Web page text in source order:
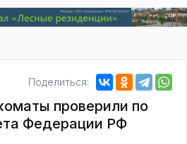
Поделиться:
проверили по
Федерации РФ